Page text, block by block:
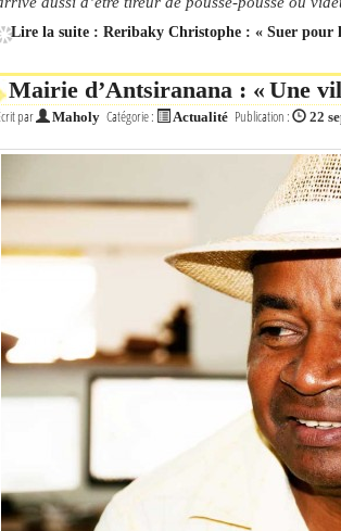
Lire la suite : Reribaky Christophe : « Suer pour
Mairie d’Antsiranana : « Une
par Maholy Catégorie : Actualité Publication : 22